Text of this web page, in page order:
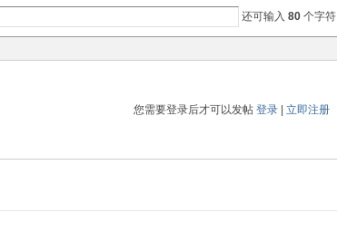
还可输入 80 个字符
您需要登录后才可以发帖 登录| 立即注册